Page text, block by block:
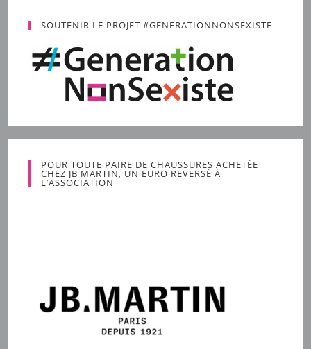
SOUTENIR LE PROJET #GENERATIONNONSEXISTE
POUR TOUTE PAIRE DE CHAUSSURES ACHETÉE
CHEZ JB MARTIN, UN EURO REVERSÉ À
L’ASSOCIATION